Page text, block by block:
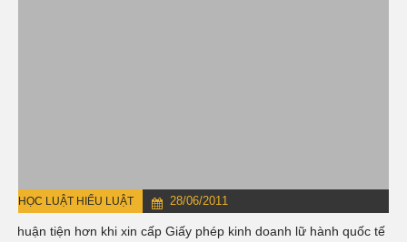
HỌC LUẬT HIỂU LUẬT 28/06/2011
Thuận tiện hơn khi xin cấp Giấy phép kinh doanh lữ hành quốc tế